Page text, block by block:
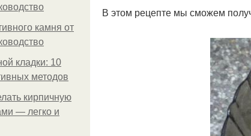
камня от
кладки: 10
методов
кирпичную
— легко и
В этом рецепте мы сможем